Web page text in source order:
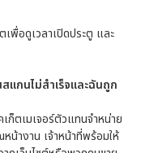
พื่อดูเวลาเปิดประตู และ
แกนไม่สำเร็จและฉันถูก
ก็ตเมเจอร์ตัวแทนจำหน่าย
น้างาน เจ้าหน้าที่พร้อมให้